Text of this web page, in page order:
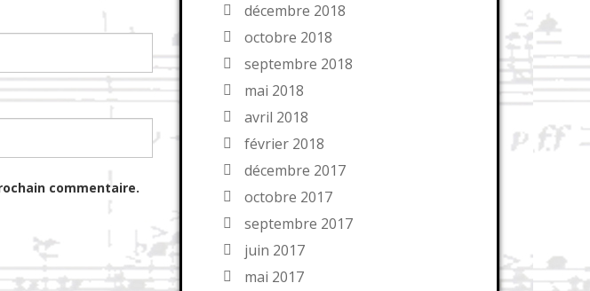
commentaire.
décembre 2018
octobre 2018
septembre 2018
mai 2018
avril 2018
février 2018
décembre 2017
octobre 2017
septembre 2017
juin 2017
mai 2017